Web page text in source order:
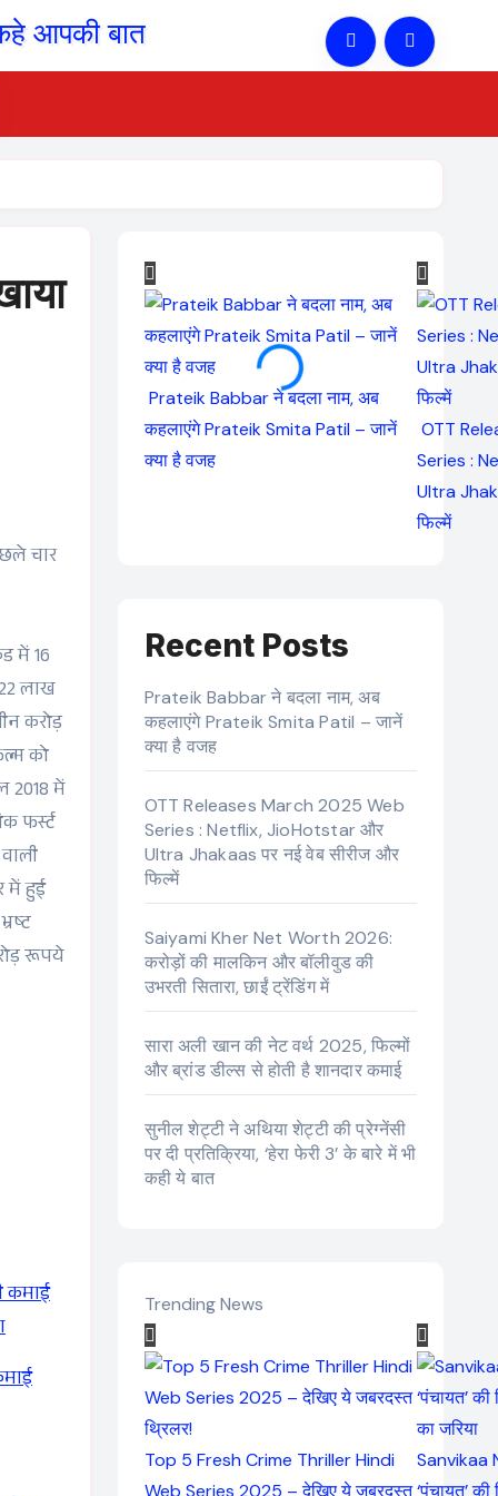
चार
में 16
लाख
करोड़
को
2018 में
फर्स्ट
में हुई
रूपये
Prateik Babbar ने बदला नाम, अब
कहलाएंगे Prateik Smita Patil – जानें
क्या है वजह
OTT
Series :
Ultra
फिल्में
Recent Posts
Prateik Babbar ने बदला नाम, अब
कहलाएंगे Prateik Smita Patil – जानें
क्या है वजह
OTT Releases March 2025 Web
Series : Netflix, JioHotstar और
Ultra Jhakaas पर नई वेब सीरीज और
फिल्में
Saiyami Kher Net Worth 2026:
करोड़ों की मालकिन और बॉलीवुड की
उभरती सितारा, छाईं ट्रेंडिंग में
सारा अली खान की नेट वर्थ 2025, फिल्मों
और ब्रांड डील्स से होती है शानदार कमाई
सुनील शेट्टी ने अथिया शेट्टी की प्रेग्नेंसी
पर दी प्रतिक्रिया, ‘हेरा फेरी 3’ के बारे में भी
कही ये बात
Trending News
Top 5 Fresh Crime Thriller Hindi
Web Series 2025 – देखिए ये जबरदस्त
Sanvikaa
‘पंचायत’